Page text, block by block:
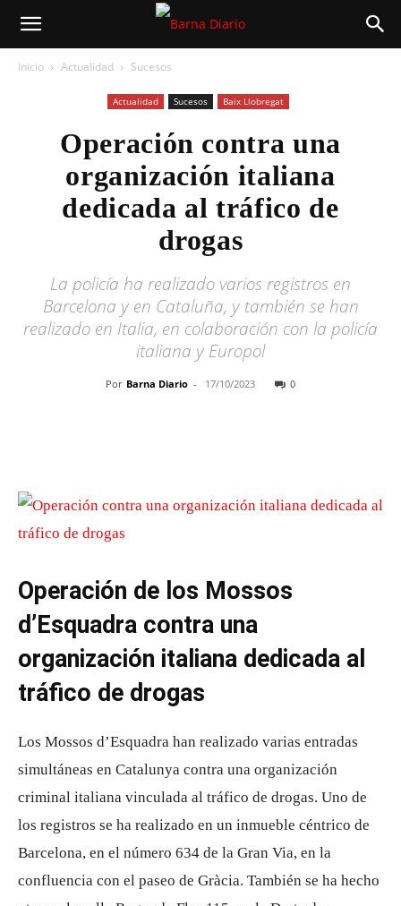
Inicio Actualidad Sucesos
Actualidad Sucesos Baix Llobregat
Operación contra una
organización italiana
dedicada al tráfico de
drogas
La policía ha realizado varios registros en
Barcelona y en Cataluña, y también se han
realizado en Italia, en colaboración con la policía
italiana y Europol
Por Barna Diario - 17/10/2023 0
Operación de los Mossos
d’Esquadra contra una
organización italiana dedicada al
tráfico de drogas
Los Mossos d’Esquadra han realizado varias entradas
simultáneas en Catalunya contra una organización
criminal italiana vinculada al tráfico de drogas. Uno de
los registros se ha realizado en un inmueble céntrico de
Barcelona, ​​en el número 634 de la Gran Via, en la
confluencia con el paseo de Gràcia. También se ha hecho